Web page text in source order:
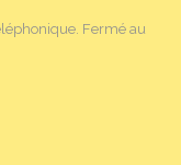
Fermé au